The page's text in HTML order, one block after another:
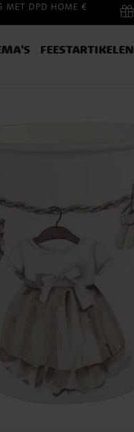
MET DPD HOME €
FEESTARTIKELEN